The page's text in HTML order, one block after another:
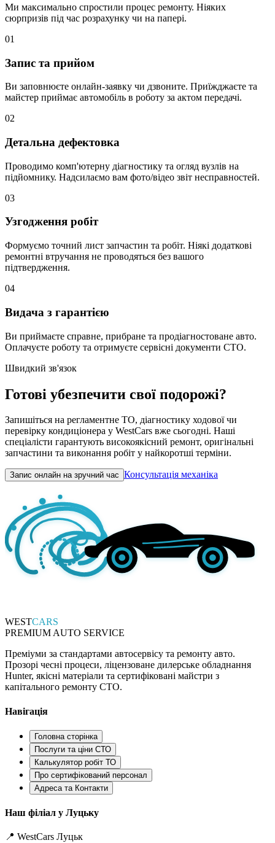
Ми максимально спростили процес ремонту. Ніяких
сюрпризів під час розрахунку чи на папері.
01
Запис та прийом
Ви заповнюєте онлайн-заявку чи дзвоните. Приїжджаєте та
майстер приймає автомобіль в роботу за актом передачі.
02
Детальна дефектовка
Проводимо комп'ютерну діагностику та огляд вузлів на
підйомнику. Надсилаємо вам фото/відео звіт несправностей.
03
Узгодження робіт
Формуємо точний лист запчастин та робіт. Ніякі додаткові
ремонтні втручання не проводяться без вашого
підтвердження.
04
Видача з гарантією
Ви приймаєте справне, прибране та продіагностоване авто.
Оплачуєте роботу та отримуєте сервісні документи СТО.
Швидкий зв'язок
Готові убезпечити свої подорожі?
Запишіться на регламентне ТО, діагностику ходової чи
перевірку кондиціонера у WestCars вже сьогодні. Наші
спеціалісти гарантують високоякісний ремонт, оригінальні
запчастини та виконання робіт у найкоротші терміни.
Запис онлайн на зручний час Консультація механіка
WESTCARS
PREMIUM AUTO SERVICE
Преміуми за стандартами автосервісу та ремонту авто.
Прозорі чесні процеси, ліцензоване дилерське обладнання
Hunter, якісні матеріали та сертифіковані майстри з
капітального ремонту СТО.
Навігація
Головна сторінка
Послуги та ціни СТО
Калькулятор робіт ТО
Про сертифікований персонал
Адреса та Контакти
Наш філіал у Луцьку
📍 WestCars Луцьк